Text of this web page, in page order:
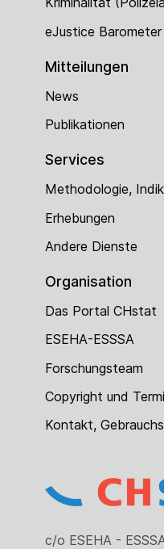
eJustice Barometer
Mitteilungen
News
Publikationen
Services
Methodologie,
Erhebungen
Andere Dienste
Organisation
Das Portal CHstat
ESEHA-ESSSA
Forschungsteam
Copyright und
Kontakt,
c/o ESEHA -